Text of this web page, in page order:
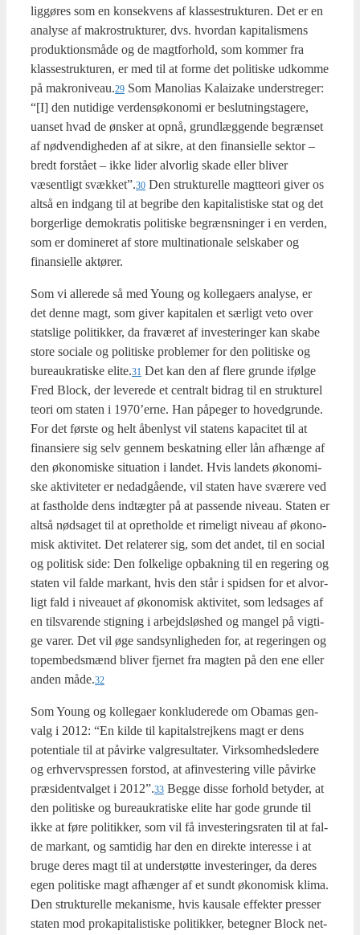
lig­gø­res som en kon­se­kvens af klas­se­struk­tu­ren. Det er en
ana­ly­se af makro­struk­tu­rer, dvs. hvor­dan kapi­ta­lis­mens
pro­duk­tions­må­de og de magt­for­hold, som kom­mer fra
klas­se­struk­tu­ren, er med til at for­me det poli­ti­ske udkom­me
på makroniveau.29 Som Mano­li­as Kalaiza­ke under­stre­ger:
“[I] den nuti­di­ge ver­den­s­ø­ko­no­mi er beslut­nings­ta­ge­re,
uan­set hvad de ønsker at opnå, grund­læg­gen­de begræn­set
af nød­ven­dig­he­den af at sik­re, at den finan­si­el­le sek­tor –
bredt for­stå­et – ikke lider alvor­lig ska­de eller bli­ver
væsent­ligt svækket”.30 Den struk­tu­rel­le magt­te­o­ri giver os
alt­så en ind­gang til at begri­be den kapi­ta­li­sti­ske stat og det
bor­ger­li­ge demo­kra­tis poli­ti­ske begræns­nin­ger i en ver­den,
som er domi­ne­ret af sto­re mul­ti­na­tio­na­le sel­ska­ber og
finan­si­el­le aktø­rer.
Som vi alle­re­de så med Young og kol­le­ga­ers ana­ly­se, er
det den­ne magt, som giver kapi­ta­len et sær­ligt veto over
stats­li­ge poli­tik­ker, da fra­væ­ret af inve­ste­rin­ger kan ska­be
sto­re soci­a­le og poli­ti­ske pro­ble­mer for den poli­ti­ske og
bureau­kra­ti­ske elite.31 Det kan den af fle­re grun­de iføl­ge
Fred Blo­ck, der leve­re­de et cen­tralt bidrag til en struk­tu­rel
teo­ri om sta­ten i 1970’erne. Han påpe­ger to hoved­grun­de.
For det før­ste og helt åben­lyst vil sta­tens kapa­ci­tet til at
finan­si­e­re sig selv gen­nem beskat­ning eller lån afhæn­ge af
den øko­no­mi­ske situ­a­tion i lan­det. Hvis lan­dets øko­no­mi­
ske akti­vi­te­ter er ned­ad­gå­en­de, vil sta­ten have svæ­re­re ved
at fast­hol­de dens ind­tæg­ter på at pas­sen­de niveau. Sta­ten er
alt­så nødsa­get til at opret­hol­de et rime­ligt niveau af øko­no­
misk akti­vi­tet. Det rela­te­rer sig, som det andet, til en soci­al
og poli­tisk side: Den fol­ke­li­ge opbak­ning til en rege­ring og
sta­ten vil fal­de mar­kant, hvis den står i spid­sen for et alvor­
ligt fald i niveau­et af øko­no­misk akti­vi­tet, som ledsa­ges af
en til­sva­ren­de stig­ning i arbejds­løs­hed og man­gel på vig­ti­
ge varer. Det vil øge sand­syn­lig­he­den for, at rege­rin­gen og
topem­beds­mænd bli­ver fjer­net fra mag­ten på den ene eller
anden måde.32
Som Young og kol­le­ga­er kon­klu­de­re­de om Oba­mas gen­
valg i 2012: “En kil­de til kapi­tal­strej­kens magt er dens
poten­ti­a­le til at påvir­ke val­gre­sul­ta­ter. Virk­som­heds­le­de­re
og erhvervspres­sen for­stod, at afin­ve­ste­ring vil­le påvir­ke
præ­si­dentval­get i 2012”.33 Beg­ge dis­se for­hold bety­der, at
den poli­ti­ske og bureau­kra­ti­ske eli­te har gode grun­de til
ikke at føre poli­tik­ker, som vil få inve­ste­rings­ra­ten til at fal­
de mar­kant, og sam­ti­dig har den en direk­te inte­res­se i at
bru­ge deres magt til at under­støt­te inve­ste­rin­ger, da deres
egen poli­ti­ske magt afhæn­ger af et sundt øko­no­misk kli­ma.
Den struk­tu­rel­le meka­nis­me, hvis kaus­a­le effek­ter pres­ser
sta­ten mod pro­ka­pi­ta­li­sti­ske poli­tik­ker, beteg­ner Blo­ck net­